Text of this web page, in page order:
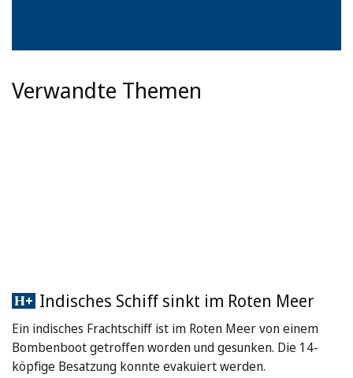
Verwandte Themen
Indisches Schiff sinkt im Roten Meer
Ein indisches Frachtschiff ist im Roten Meer von einem
Bombenboot getroffen worden und gesunken. Die 14-
köpfige Besatzung konnte evakuiert werden.